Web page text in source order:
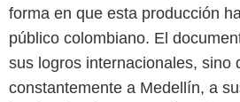
forma en que esta producción
público colombiano. El
sus logros internacionales, sino
constantemente a Medellín, a